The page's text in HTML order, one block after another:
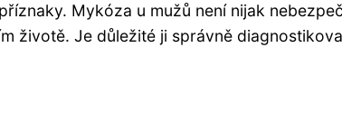
Mykóza u mužů není nijak
životě. Je důležité ji správně